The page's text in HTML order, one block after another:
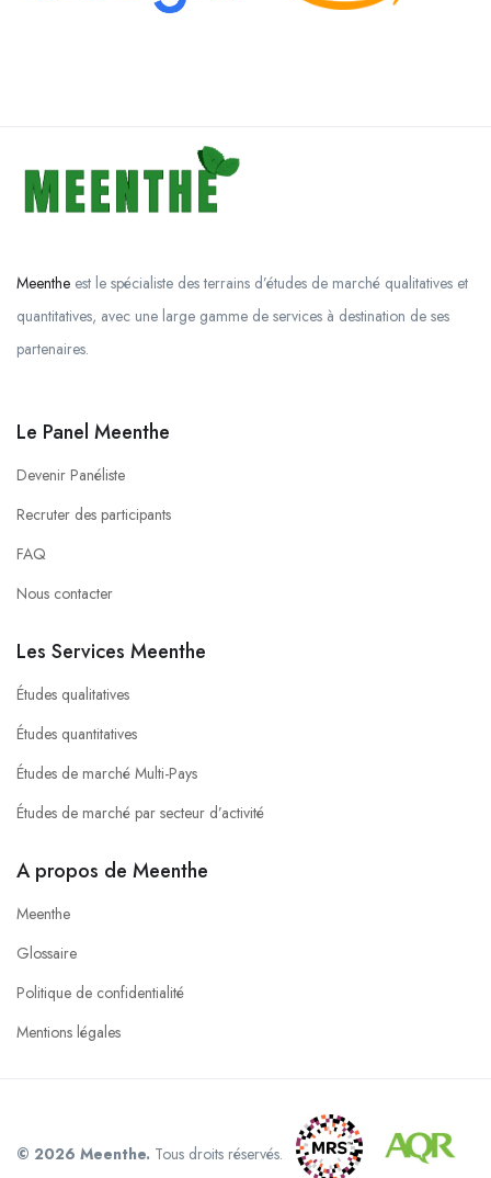
Meenthe est le spécialiste des terrains d’études de marché qualitatives et
quantitatives, avec une large gamme de services à destination de ses
partenaires.
Le Panel Meenthe
Devenir Panéliste
Recruter des participants
FAQ
Nous contacter
Les Services Meenthe
Études qualitatives
Études quantitatives
Études de marché Multi-Pays
Études de marché par secteur d’activité
A propos de Meenthe
Meenthe
Glossaire
Politique de confidentialité
Mentions légales
© 2026 Meenthe. Tous droits réservés.